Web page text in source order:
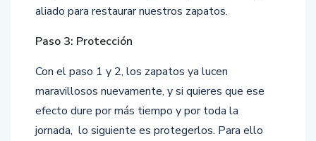
aliado para restaurar nuestros zapatos.
Paso 3: Protección
Con el paso 1 y 2, los zapatos ya lucen
maravillosos nuevamente, y si quieres que ese
efecto dure por más tiempo y por toda la
jornada, lo siguiente es protegerlos. Para ello